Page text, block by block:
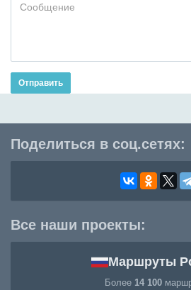
Отправить
Поделиться в соц.сетях:
Все наши проекты:
Маршруты
Более 14 100